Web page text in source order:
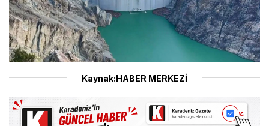
Kaynak:HABER MERKEZİ